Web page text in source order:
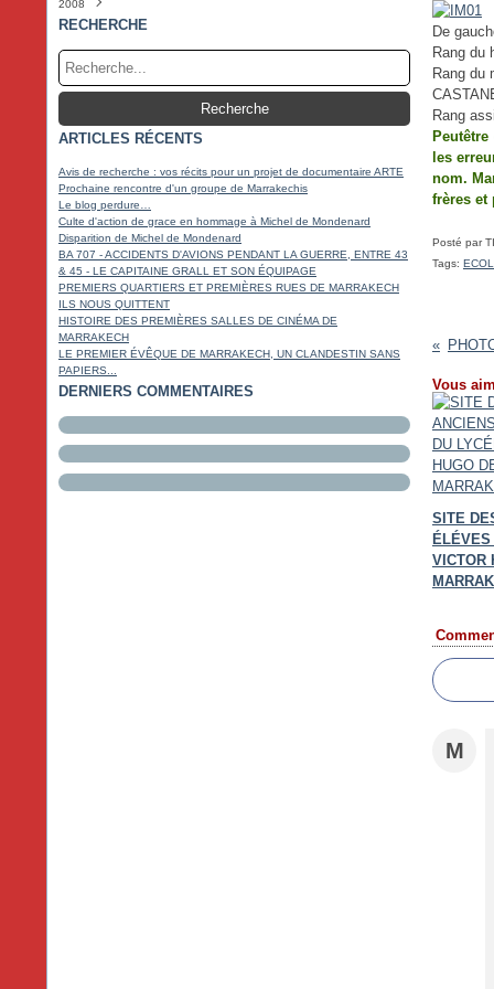
Février
Janvier(3)
Mars
Février(2)
Avril
Mars(4)
Janvier(4)
Mai(3)
Avril(4)
Février(3)
Janvier (5)
Juin
Mai(4)
Mars(4)
Février(4)
Janvier(4)
Juillet
Juin(4)
Avril(6)
Mars(3)
Février(4)
Août
Juillet(4)
Mai(6)
Avril(4)
Mars(4)
Septembre
Août(5)
Juin(7)
Mai(5)
Avril(5)
Janvier(5)
Octobre
Septembre(5)
Juillet(5)
Juin(5)
Mai(6)
Février(4)
Novembre
Octobre(10)
Août(7)
Juillet(8)
Juin(11)
Mars (15)
Janvier(18)
Décembre
Novembre (17)
Septembre(18)
Août(14)
Juillet(14)
Avril(17)
Février(13)
Janvier(16)
2008
Décembre (22)
Octobre(17)
Septembre(9)
RECHERCHE
ARTICLES RÉCENTS
Avis de recherche : vos récits pour un projet de documentaire ARTE
Prochaine rencontre d'un groupe de Marrakechis
Le blog perdure…
Culte d'action de grace en hommage à Michel de Mondenard
Disparition de Michel de Mondenard
BA 707 - ACCIDENTS D'AVIONS PENDANT LA GUERRE, ENTRE 43
& 45 - LE CAPITAINE GRALL ET SON ÉQUIPAGE
PREMIERS QUARTIERS ET PREMIÈRES RUES DE MARRAKECH
ILS NOUS QUITTENT
HISTOIRE DES PREMIÈRES SALLES DE CINÉMA DE
MARRAKECH
LE PREMIER ÉVÊQUE DE MARRAKECH, UN CLANDESTIN SANS
PAPIERS...
DERNIERS COMMENTAIRES
De
Rang du
Rang du
Rang
les
nom.
frères et
Posté par
Tags:
Vous
SITE
VICTOR
M